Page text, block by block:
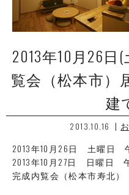
2013年10月26
覧会（松本市）
建
2013.10.16 |
2013年10月26日 土曜日
2013年10月27日 日曜日
完成内覧会（松本市寿北）